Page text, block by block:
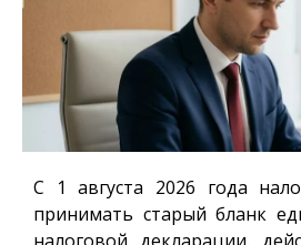
С 1 августа 2026 года
принимать старый бланк